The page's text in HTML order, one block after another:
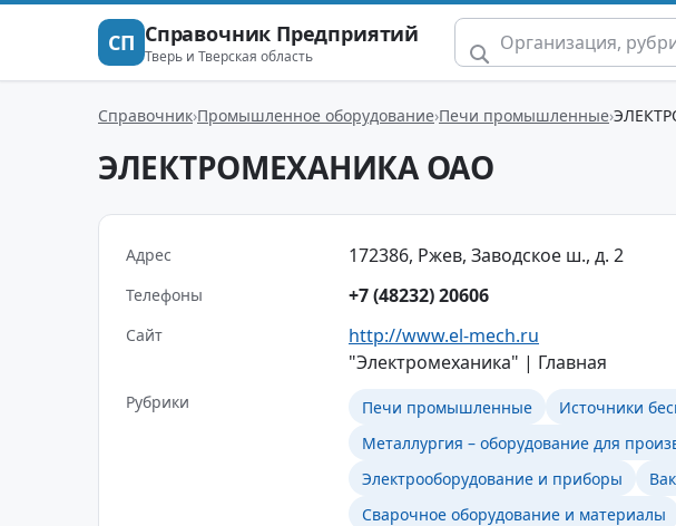
СП Справочник Предприятий
Тверь и Тверская область
Справочник Промышленное оборудование Печи промышленные
ЭЛЕКТРОМЕХАНИКА ОАО
Адрес 172386, Ржев, Заводское ш., д. 2
Телефоны +7 (48232) 20606
Сайт
http://www.el-mech.ru
"Электромеханика" | Главная
Рубрики Печи промышленные Источники
Металлургия – оборудование для
Электрооборудование и приборы
Сварочное оборудование и материалы